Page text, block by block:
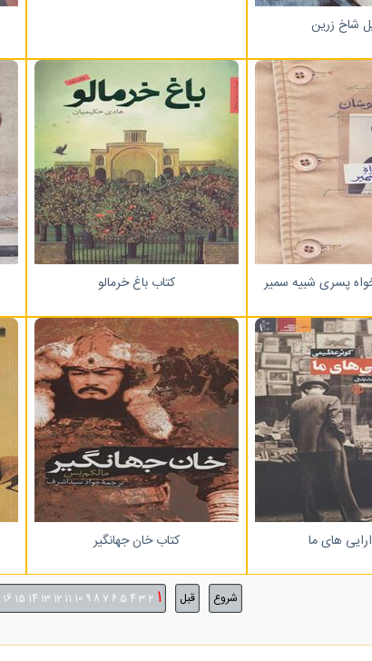
شاخ زرین
پسری شبیه سمیر کتاب باغ خرمالو
های ما کتاب خان جهانگیر
شروع قبل 1
2
3
4
5
6
7
8
9
10
11
12
13
14
15
16